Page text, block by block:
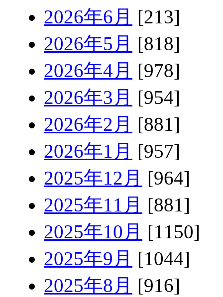
2026年6月 [213]
2026年5月 [818]
2026年4月 [978]
2026年3月 [954]
2026年2月 [881]
2026年1月 [957]
2025年12月 [964]
2025年11月 [881]
2025年10月 [1150]
2025年9月 [1044]
2025年8月 [916]